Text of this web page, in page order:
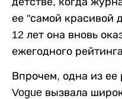
ее "самой красивой
12 лет она вновь
ежегодного
Впрочем, одна из ее
Vogue вызвала